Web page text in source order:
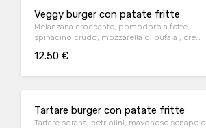
Veggy burger con patate fritte
Melanzana croccante, pomodoro a fette,
spinacino crudo, mozzarella di bufala , crema
12.50 €
Tartare burger con patate fritte
Tartare sorana, cetriolini, mayonese senape e